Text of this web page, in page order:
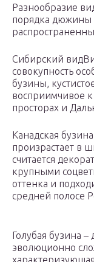
Разнообразие
порядка дюжины
Сибирский
совокупность
бузины,
восприимчивое
просторах и
Канадская
произрастает в
считается
крупными
оттенка и
средней полосе
Голубая бузина
эволюционно